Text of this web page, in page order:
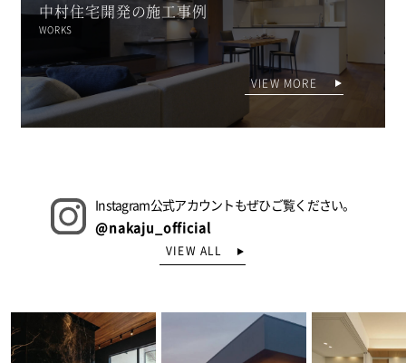
中村住宅開発の施工事例
WORKS
VIEW MORE
Instagram公式アカウントもぜひご覧ください。
@nakaju_official
VIEW ALL